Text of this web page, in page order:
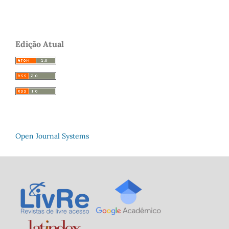
Edição Atual
Open Journal Systems